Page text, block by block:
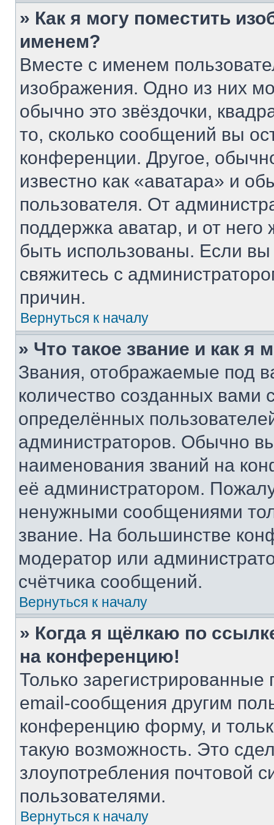
» Как я могу поместить
именем?
Вместе с именем
изображения. Одно из них
обычно это звёздочки,
то, сколько сообщений вы
конференции. Другое,
известно как «аватара» и
пользователя. От
поддержка аватар, и от него
быть использованы. Если
свяжитесь с
причин.
Вернуться к началу
» Что такое звание и как я
Звания, отображаемые под
количество созданных
определённых
администраторов. Обычно
наименования званий на
её администратором.
ненужными сообщениями
звание. На большинстве
модератор или
счётчика сообщений.
Вернуться к началу
» Когда я щёлкаю по
на конференцию!
Только зарегистрированные
email-сообщения другим
конференцию форму, и
такую возможность. Это
злоупотребления почтовой
пользователями.
Вернуться к началу